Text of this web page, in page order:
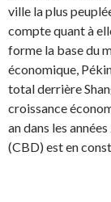
ville la plus
compte quant à
forme la base du
économique,
total derrière
croissance
an dans les
(CBD) est en